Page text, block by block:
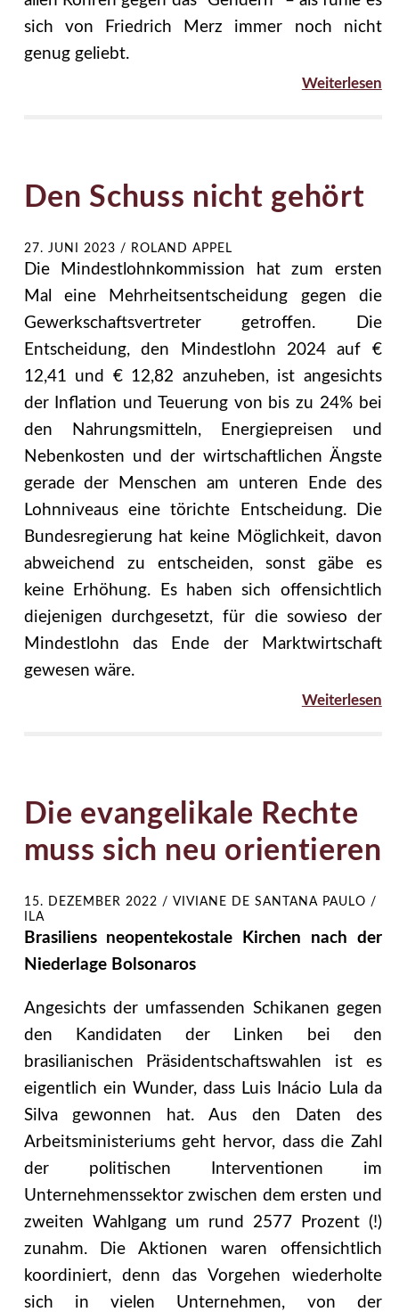
sich von Friedrich Merz immer noch nicht
genug geliebt.
Weiterlesen
Den Schuss nicht gehört
27. JUNI 2023 / ROLAND APPEL
Die Mindestlohnkommission hat zum ersten
Mal eine Mehrheitsentscheidung gegen die
Gewerkschaftsvertreter getroffen. Die
Entscheidung, den Mindestlohn 2024 auf €
12,41 und € 12,82 anzuheben, ist angesichts
der Inflation und Teuerung von bis zu 24% bei
den Nahrungsmitteln, Energiepreisen und
Nebenkosten und der wirtschaftlichen Ängste
gerade der Menschen am unteren Ende des
Lohnniveaus eine törichte Entscheidung. Die
Bundesregierung hat keine Möglichkeit, davon
abweichend zu entscheiden, sonst gäbe es
keine Erhöhung. Es haben sich offensichtlich
diejenigen durchgesetzt, für die sowieso der
Mindestlohn das Ende der Marktwirtschaft
gewesen wäre.
Weiterlesen
Die evangelikale Rechte
muss sich neu orientieren
15. DEZEMBER 2022 / VIVIANE DE SANTANA PAULO /
ILA
Brasiliens neopentekostale Kirchen nach der
Niederlage Bolsonaros
Angesichts der umfassenden Schikanen gegen
den Kandidaten der Linken bei den
brasilianischen Präsidentschaftswahlen ist es
eigentlich ein Wunder, dass Luis Inácio Lula da
Silva gewonnen hat. Aus den Daten des
Arbeitsministeriums geht hervor, dass die Zahl
der politischen Interventionen im
Unternehmenssektor zwischen dem ersten und
zweiten Wahlgang um rund 2577 Prozent (!)
zunahm. Die Aktionen waren offensichtlich
koordiniert, denn das Vorgehen wiederholte
sich in vielen Unternehmen, von der